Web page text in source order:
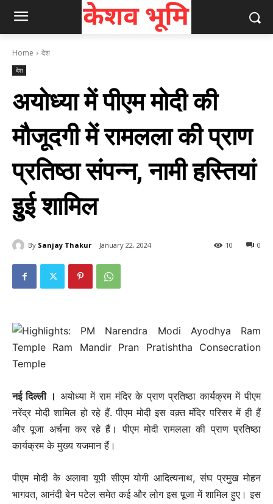
Home देश
देश
अयोध्या में पीएम मोदी की
मौजूदगी में रामलला की प्राण
प्रतिष्ठा संपन्न, नामी हस्तियां
इुई शामिल
By Sanjay Thakur January 22, 2024 0
10
नई दिल्‍ली । अयोध्या में राम मंदिर के प्राण प्रतिष्ठा कार्यक्रम में पीएम
नरेंद्र मोदी शामिल हो रहे हैं. पीएम मोदी इस वक़्त मंदिर परिसर में ही हैं
और पूजा अर्चना कर रहे हैं। पीएम मोदी रामलला की प्राण प्रतिष्ठा
कार्यक्रम के मुख्य यजमान हैं।
पीएम मोदी के अलावा यूपी सीएम योगी आदित्यनाथ, संघ प्रमुख मोहन
भागवत, आनंदी बेन पटेल समेत कई और लोग इस पूजा में शामिल हुए। इस